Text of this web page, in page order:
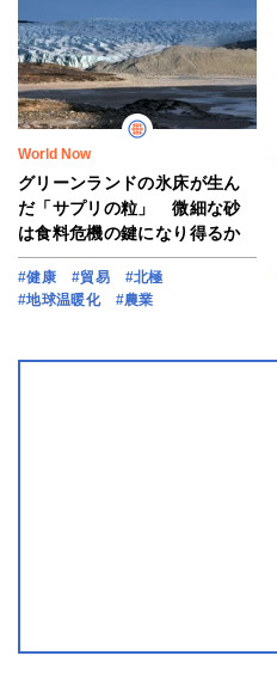
World Now
グリーンランドの氷床が生ん
だ「サプリの粒」 微細な砂
は食料危機の鍵になり得るか
#健康 #貿易
#北極
#地球温暖化
#農業